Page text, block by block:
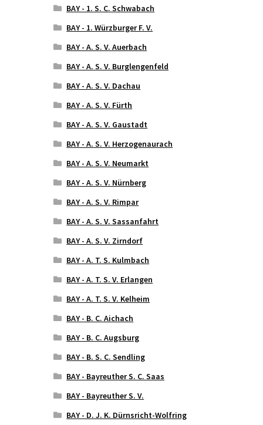
BAY - 1. S. C. Schwabach
BAY - 1. Würzburger F. V.
BAY - A. S. V. Auerbach
BAY - A. S. V. Burglengenfeld
BAY - A. S. V. Dachau
BAY - A. S. V. Fürth
BAY - A. S. V. Gaustadt
BAY - A. S. V. Herzogenaurach
BAY - A. S. V. Neumarkt
BAY - A. S. V. Nürnberg
BAY - A. S. V. Rimpar
BAY - A. S. V. Sassanfahrt
BAY - A. S. V. Zirndorf
BAY - A. T. S. Kulmbach
BAY - A. T. S. V. Erlangen
BAY - A. T. S. V. Kelheim
BAY - B. C. Aichach
BAY - B. C. Augsburg
BAY - B. S. C. Sendling
BAY - Bayreuther S. C. Saas
BAY - Bayreuther S. V.
BAY - D. J. K. Dürnsricht-Wolfring